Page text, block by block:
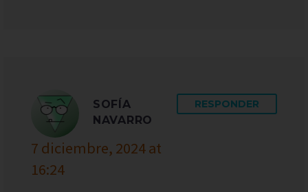
SOFÍA
NAVARRO
7 diciembre, 2024 at
16:24
RESPONDER